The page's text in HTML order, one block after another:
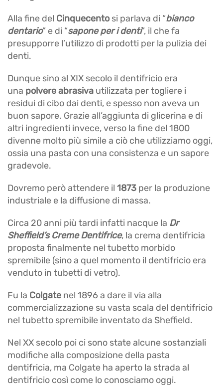
Alla fine del Cinquecento si parlava di “bianco
dentario” e di “sapone per i denti”, il che fa
presupporre l’utilizzo di prodotti per la pulizia dei
denti.
Dunque sino al XIX secolo il dentifricio era
una polvere abrasiva utilizzata per togliere i
residui di cibo dai denti, e spesso non aveva un
buon sapore. Grazie all’aggiunta di glicerina e di
altri ingredienti invece, verso la fine del 1800
divenne molto più simile a ciò che utilizziamo oggi,
ossia una pasta con una consistenza e un sapore
gradevole.
Dovremo però attendere il 1873 per la produzione
industriale e la diffusione di massa.
Circa 20 anni più tardi infatti nacque la Dr
Sheffield’s Creme Dentifrice, la crema dentifricia
proposta finalmente nel tubetto morbido
spremibile (sino a quel momento il dentifricio era
venduto in tubetti di vetro).
Fu la Colgate nel 1896 a dare il via alla
commercializzazione su vasta scala del dentifricio
nel tubetto spremibile inventato da Sheffield.
Nel XX secolo poi ci sono state alcune sostanziali
modifiche alla composizione della pasta
dentifricia, ma Colgate ha aperto la strada al
dentifricio così come lo conosciamo oggi.